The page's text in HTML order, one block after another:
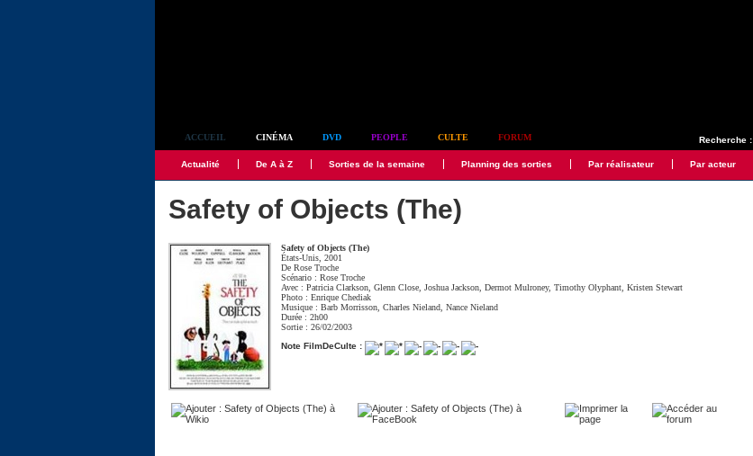
Recherche :
ACCUEIL CINÉMA DVD PEOPLE CULTE FORUM
Actualité De A à Z Sorties de la semaine Planning des sorties Par réalisateur Par acteur
Safety of Objects (The)
Safety of Objects (The)
États-Unis, 2001
DeRose Troche
Scénario :Rose Troche
Avec :Patricia Clarkson ,Glenn Close ,Joshua Jackson ,Dermot Mulroney,Timothy Olyphant ,Kristen Stewart
Photo :Enrique Chediak
Musique :Barb Morrisson ,Charles Nieland ,Nance Nieland
Durée : 2h00
Sortie : 26/02/2003
Note FilmDeCulte :